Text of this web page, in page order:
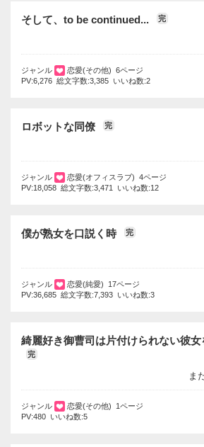
そして、to be continued... 完
ジャンル
恋愛(その他) 6ページ
PV:6,276 総文字数:3,385 いいね数:2
ロボットな同僚 完
ジャンル
恋愛(オフィスラブ) 4ページ
PV:18,058 総文字数:3,471 いいね数:12
僕が熟女を口説く時 完
ジャンル
恋愛(純愛) 17ページ
PV:36,685 総文字数:7,393 いいね数:3
綺麗好き御曹司は片付けられない彼女
完
ま
ジャンル
恋愛(その他) 1ページ
PV:480 いいね数:5